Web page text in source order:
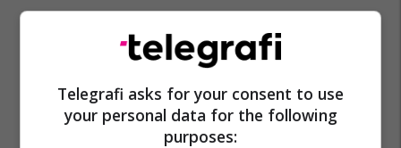
Telegrafi asks for your consent to use
your personal data for the following
purposes: